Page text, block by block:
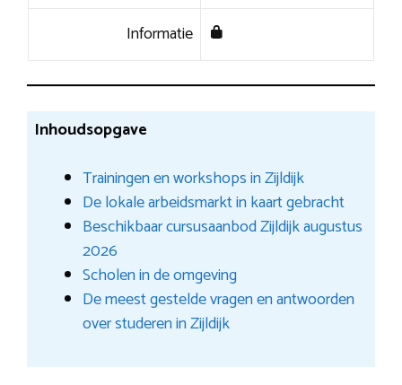
Informatie
Inhoudsopgave
Trainingen en workshops in Zijldijk
De lokale arbeidsmarkt in kaart gebracht
Beschikbaar cursusaanbod Zijldijk augustus
2026
Scholen in de omgeving
De meest gestelde vragen en antwoorden
over studeren in Zijldijk